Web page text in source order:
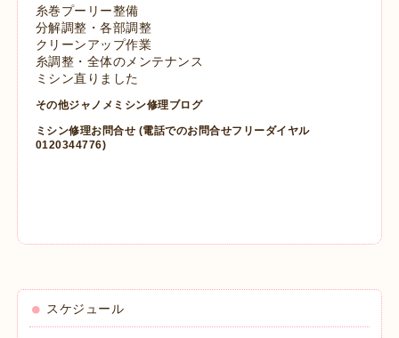
糸巻プーリー整備
分解調整・各部調整
クリーンアップ作業
糸調整・全体のメンテナンス
ミシン直りました
その他ジャノメミシン修理ブログ
ミシン修理お問合せ (電話でのお問合せフリーダイヤル
0120344776)
スケジュール